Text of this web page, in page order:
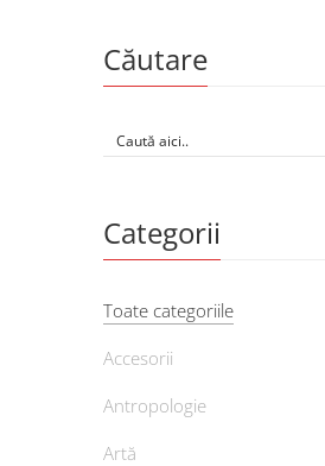
Căutare
Categorii
Toate categoriile
Accesorii
Antropologie
Artă